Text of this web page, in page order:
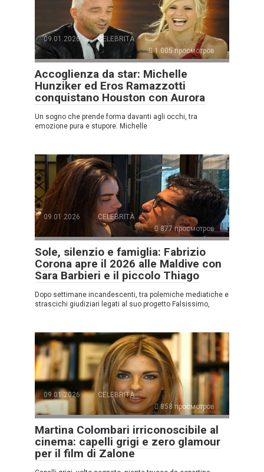
09.01.2026
CELEBRITÀ
1.005 просмотров
Accoglienza da star: Michelle
Hunziker ed Eros Ramazzotti
conquistano Houston con Aurora
Un sogno che prende forma davanti agli occhi, tra
emozione pura e stupore. Michelle
09.01.2026
CELEBRITÀ
877 просмотров
Sole, silenzio e famiglia: Fabrizio
Corona apre il 2026 alle Maldive con
Sara Barbieri e il piccolo Thiago
Dopo settimane incandescenti, tra polemiche mediatiche e
strascichi giudiziari legati al suo progetto Falsissimo,
09.01.2026
CELEBRITÀ
858 просмотров
Martina Colombari irriconoscibile al
cinema: capelli grigi e zero glamour
per il film di Zalone